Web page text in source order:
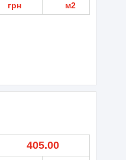
грн м2
405.00